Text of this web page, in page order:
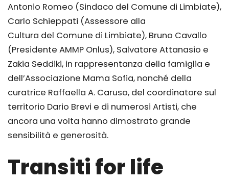
Antonio Romeo (Sindaco del Comune di Limbiate),
Carlo Schieppati (Assessore alla
Cultura del Comune di Limbiate), Bruno Cavallo
(Presidente AMMP Onlus), Salvatore Attanasio e
Zakia Seddiki, in rappresentanza della famiglia e
dell’Associazione Mama Sofia, nonché della
curatrice Raffaella A. Caruso, del coordinatore sul
territorio Dario Brevi e di numerosi Artisti, che
ancora una volta hanno dimostrato grande
sensibilità e generosità.
Transiti for life